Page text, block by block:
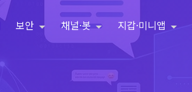
보안 채널·봇 지갑·미니앱